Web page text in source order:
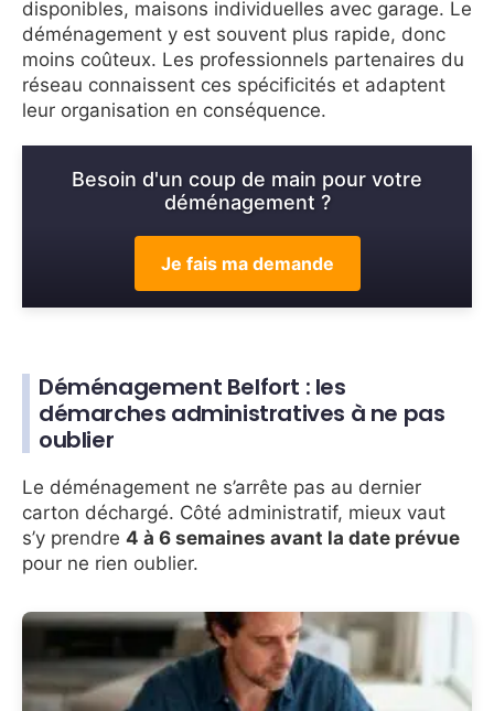
disponibles, maisons individuelles avec garage. Le
déménagement y est souvent plus rapide, donc
moins coûteux. Les professionnels partenaires du
réseau connaissent ces spécificités et adaptent
leur organisation en conséquence.
Besoin d'un coup de main pour votre
déménagement ?
Je fais ma demande
Déménagement Belfort : les
démarches administratives à ne pas
oublier
Le déménagement ne s’arrête pas au dernier
carton déchargé. Côté administratif, mieux vaut
s’y prendre 4 à 6 semaines avant la date prévue
pour ne rien oublier.